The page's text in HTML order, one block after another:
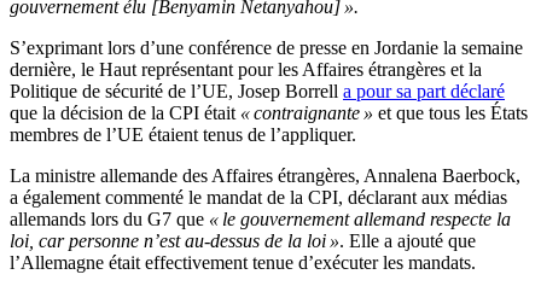
gouvernement élu [Benyamin Netanyahou] ».
S’exprimant lors d’une conférence de presse en Jordanie la semaine
dernière, le Haut représentant pour les Affaires étrangères et la
Politique de sécurité de l’UE, Josep Borrell a pour sa part déclaré
que la décision de la CPI était « contraignante » et que tous les États
membres de l’UE étaient tenus de l’appliquer.
La ministre allemande des Affaires étrangères, Annalena Baerbock,
a également commenté le mandat de la CPI, déclarant aux médias
allemands lors du G7 que « le gouvernement allemand respecte la
loi, car personne n’est au-dessus de la loi ». Elle a ajouté que
l’Allemagne était effectivement tenue d’exécuter les mandats.